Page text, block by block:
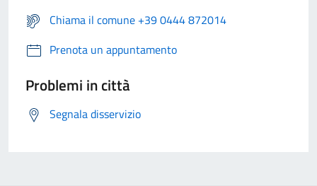
Chiama il comune +39 0444 872014
Prenota un appuntamento
Problemi in città
Segnala disservizio